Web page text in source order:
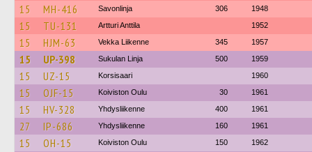
15 MH-416 Savonlinja 306 1948
15 TU-131 Artturi Anttila 1952
15 HJM-63 Vekka Liikenne 345 1957
15 UP-398 Sukulan Linja 500 1959
15 UZ-15 Korsisaari 1960
15 OJF-15 Koiviston Oulu 30 1961
15 HV-328 Yhdysliikenne 400 1961
27 IP-686 Yhdysliikenne 160 1961
15 OH-15 Koiviston Oulu 150 1962